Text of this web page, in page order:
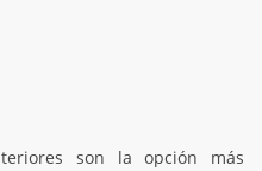
son la opción más